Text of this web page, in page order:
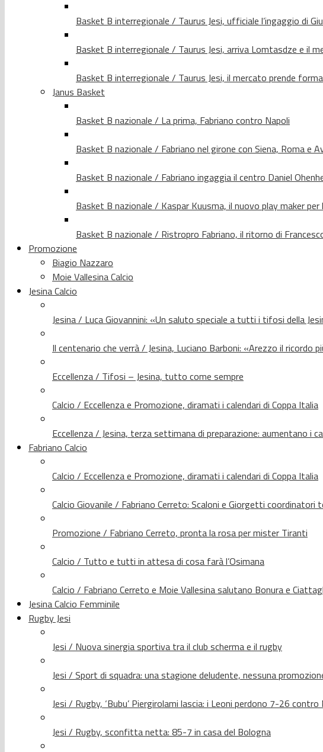
Basket B interregionale / Taurus Jesi, ufficiale l’ingaggio di
Basket B interregionale / Taurus Jesi, arriva Lomtasdze e il
Basket B interregionale / Taurus Jesi, il mercato prende forma
Janus Basket
Basket B nazionale / La prima, Fabriano contro Napoli
Basket B nazionale / Fabriano nel girone con Siena, Roma e
Basket B nazionale / Fabriano ingaggia il centro Daniel
Basket B nazionale / Kaspar Kuusma, il nuovo play maker
Basket B nazionale / Ristropro Fabriano, il ritorno di
Promozione
Biagio Nazzaro
Moie Vallesina Calcio
Jesina Calcio
Jesina / Luca Giovannini: «Un saluto speciale a tutti i tifosi della
Il centenario che verrà / Jesina, Luciano Barboni: «Arezzo il ricordo
Eccellenza / Tifosi – Jesina, tutto come sempre
Calcio / Eccellenza e Promozione, diramati i calendari di Coppa Italia
Eccellenza / Jesina, terza settimana di preparazione: aumentano i
Fabriano Calcio
Calcio / Eccellenza e Promozione, diramati i calendari di Coppa Italia
Calcio Giovanile / Fabriano Cerreto: Scaloni e Giorgetti coordinatori
Promozione / Fabriano Cerreto, pronta la rosa per mister Tiranti
Calcio / Tutto e tutti in attesa di cosa farà l’Osimana
Calcio / Fabriano Cerreto e Moie Vallesina salutano Bonura e
Jesina Calcio Femminile
Rugby Jesi
Jesi / Nuova sinergia sportiva tra il club scherma e il rugby
Jesi / Sport di squadra: una stagione deludente, nessuna
Jesi / Rugby, ‘Bubu’ Piergirolami lascia: i Leoni perdono 7-26 contro
Jesi / Rugby, sconfitta netta: 85-7 in casa del Bologna